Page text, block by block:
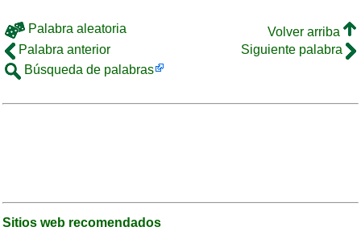
Palabra aleatoria
Volver arriba
Palabra anterior
Siguiente palabra
Búsqueda de palabras
Sitios web recomendados